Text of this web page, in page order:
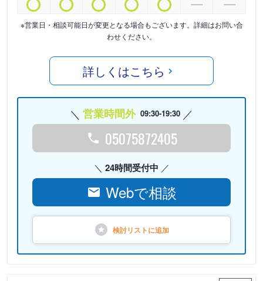
※営業日・相談可能日が変更となる場合もございます。詳細はお問い合
わせください。
詳しくはこちら
営業時間外 09:30-19:30
05075872405
24時間受付中
Webで相談
検討リストに追加